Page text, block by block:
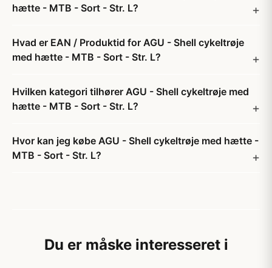
hætte - MTB - Sort - Str. L?
Hvad er EAN / Produktid for AGU - Shell cykeltrøje
med hætte - MTB - Sort - Str. L?
Hvilken kategori tilhører AGU - Shell cykeltrøje med
hætte - MTB - Sort - Str. L?
Hvor kan jeg købe AGU - Shell cykeltrøje med hætte -
MTB - Sort - Str. L?
Du er måske interesseret i